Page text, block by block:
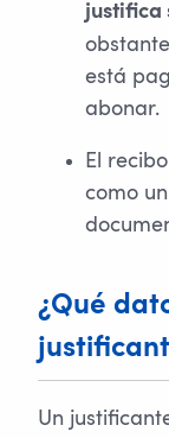
justifica
está
abonar.
El
como
¿Qué
Un